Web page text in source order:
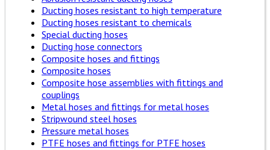
Ducting hoses resistant to high temperature
Ducting hoses resistant to chemicals
Special ducting hoses
Ducting hose connectors
Composite hoses and fittings
Composite hoses
Composite hose assemblies with fittings and
couplings
Metal hoses and fittings for metal hoses
Stripwound steel hoses
Pressure metal hoses
PTFE hoses and fittings for PTFE hoses